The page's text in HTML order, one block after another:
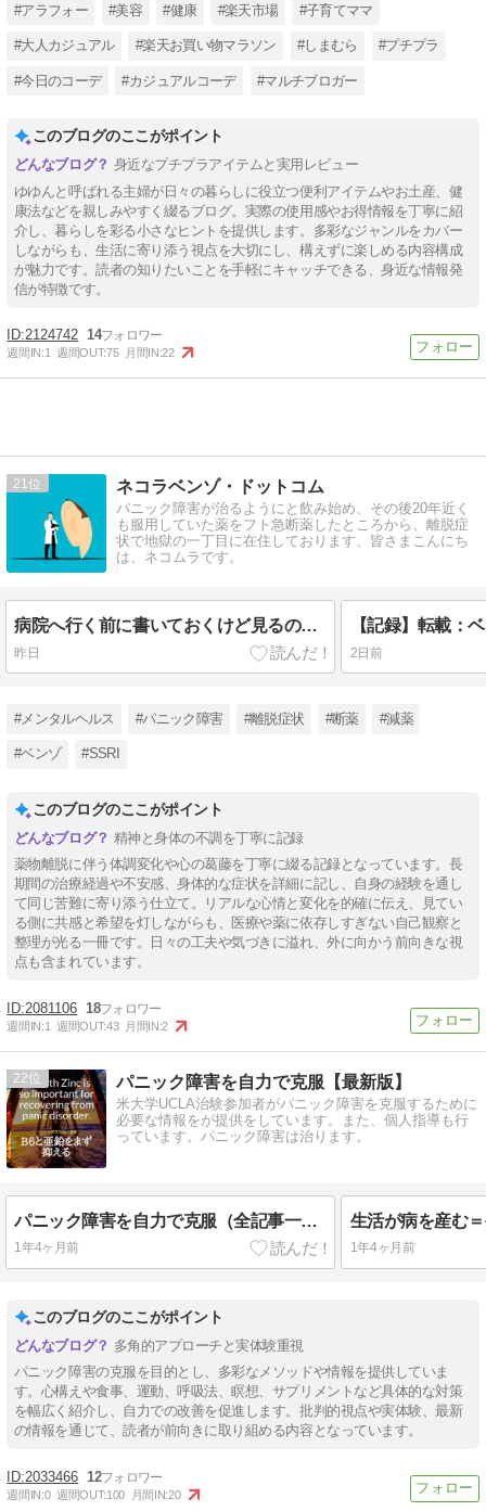
#アラフォー #美容 #健康 #楽天市場 #子育てママ
#大人カジュアル #楽天お買い物マラソン #しまむら #プチプラ
#今日のコーデ #カジュアルコーデ #マルチブロガー
このブログのここがポイント
身近なプチプラアイテムと実用レビュー
ゆゆんと呼ばれる主婦が日々の暮らしに役立つ便利アイテムやお土産、健
康法などを親しみやすく綴るブログ。実際の使用感やお得情報を丁寧に紹
介し、暮らしを彩る小さなヒントを提供します。多彩なジャンルをカバー
しながらも、生活に寄り添う視点を大切にし、構えずに楽しめる内容構成
が魅力です。読者の知りたいことを手軽にキャッチできる、身近な情報発
信が特徴です。
2124742 14
週間IN:1 週間OUT:75 月間IN:22
21 ネコラベンゾ・ドットコム
パニック障害が治るようにと飲み始め、その後20年近く
も服用していた薬をフト急断薬したところから、離脱症
状で地獄の一丁目に在住しております、皆さまこんにち
は、ネコムラです。
病院へ行く前に書いておくけど見るのを忘れる説明文【ベンゾ断薬｜8年目】2026年1月㉑
昨日 2日前
#メンタルヘルス #パニック障害 #離脱症状 #断薬 #減薬
#ベンゾ #SSRI
このブログのここがポイント
精神と身体の不調を丁寧に記録
薬物離脱に伴う体調変化や心の葛藤を丁寧に綴る記録となっています。長
期間の治療経過や不安感、身体的な症状を詳細に記し、自身の経験を通し
て同じ苦難に寄り添う仕立て。リアルな心情と変化を的確に伝え、見てい
る側に共感と希望を灯しながらも、医療や薬に依存しすぎない自己観察と
整理が光る一冊です。日々の工夫や気づきに溢れ、外に向かう前向きな視
点も含まれています。
2081106 18
週間IN:1 週間OUT:43 月間IN:2
22 パニック障害を自力で克服【最新版】
米大学UCLA治験参加者がパニック障害を克服するために
必要な情報をが提供をしています。また、個人指導も行
っています。パニック障害は治ります。
パニック障害を自力で克服（全記事一覧）
1年4ヶ月前
生活が病を産む
1年4ヶ月前
このブログのここがポイント
多角的アプローチと実体験重視
パニック障害の克服を目的とし、多彩なメソッドや情報を提供していま
す。心構えや食事、運動、呼吸法、瞑想、サプリメントなど具体的な対策
を幅広く紹介し、自力での改善を促進します。批判的視点や実体験、最新
の情報を通じて、読者が前向きに取り組める内容となっています。
2033466 12
週間IN:0 週間OUT:100 月間IN:20